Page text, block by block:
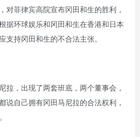
对菲律宾高院宣布冈田和生的胜利，
据环球娱乐和冈田和生在香港和日本
支持冈田和生的不合法主张。
拉，出现了两套班底，两个董事会，
说自己拥有冈田马尼拉的合法权利，